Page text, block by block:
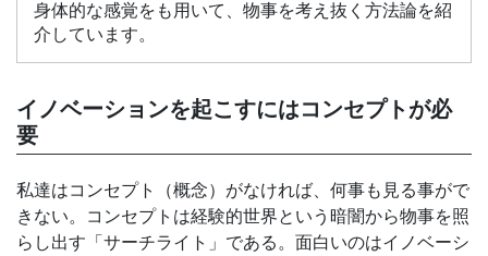
身体的な感覚をも用いて、物事を考え抜く方法論を紹
介しています。
イノベーションを起こすにはコンセプトが必
要
私達はコンセプト（概念）がなければ、何事も見る事がで
きない。コンセプトは経験的世界という暗闇から物事を照
らし出す「サーチライト」である。面白いのはイノベーシ